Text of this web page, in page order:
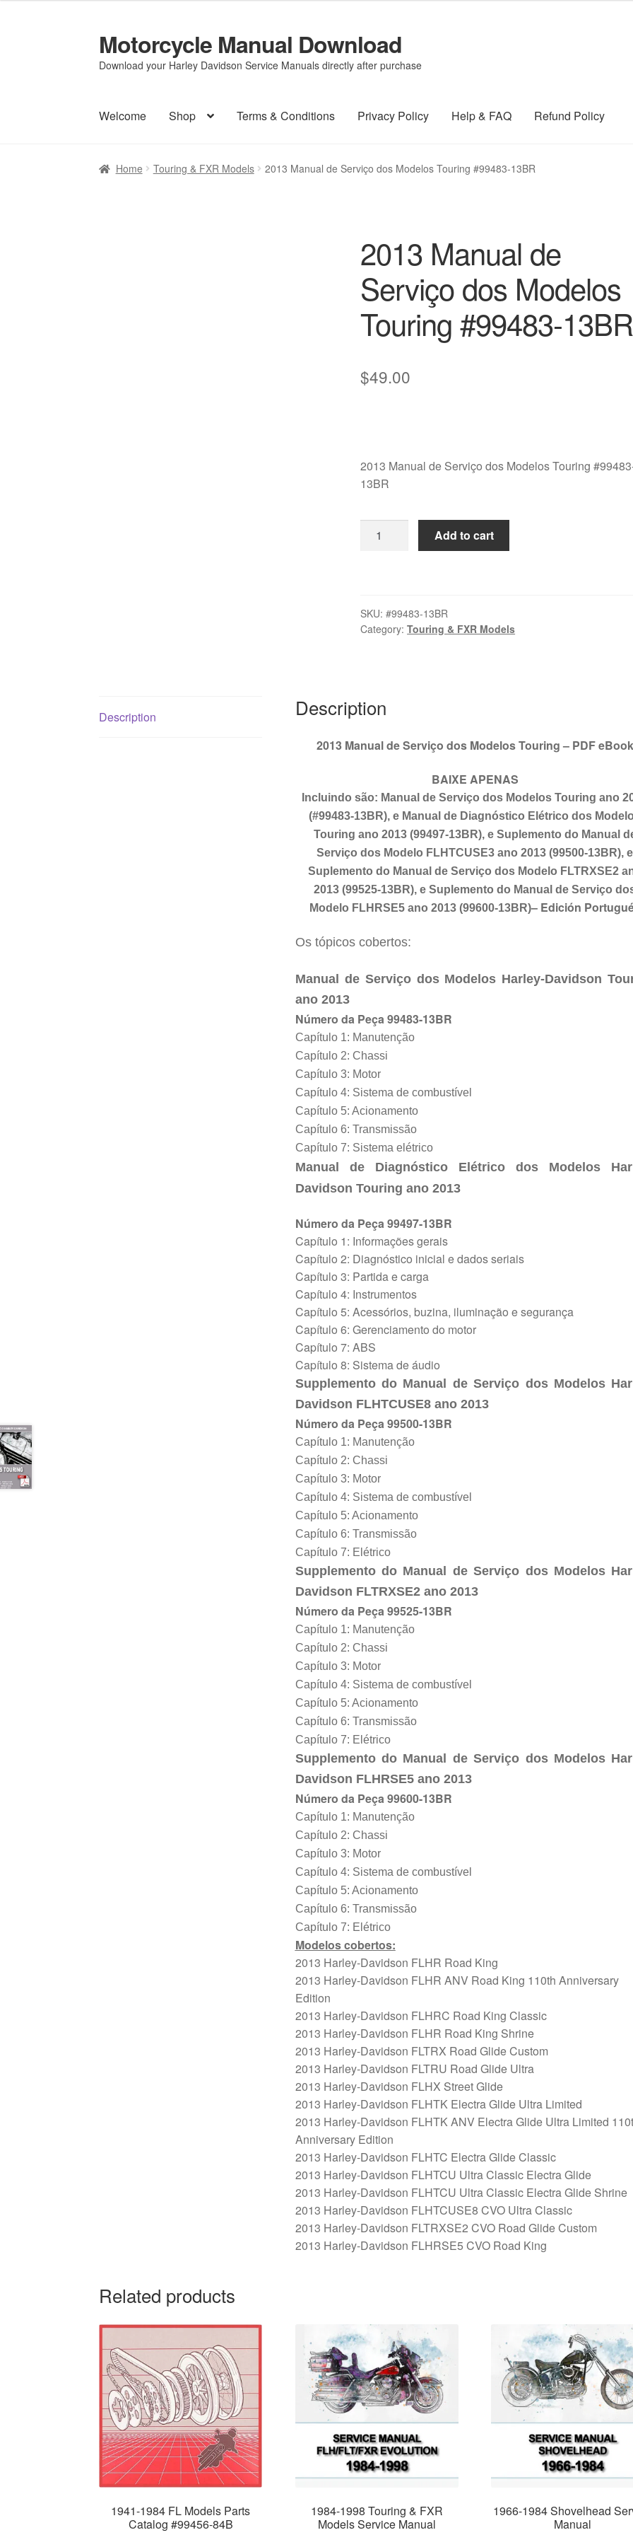
Skip
to
navigation
Skip
to
content
Motorcycle Manual Download
Download your Harley Davidson Service Manuals directly after purchase
Welcome Shop Terms & Conditions Privacy Policy Help & FAQ Refund Policy
Home Touring & FXR Models 2013 Manual de Serviço dos Modelos Touring #99483-13BR
2013 Manual de
Serviço dos Modelos
Touring #99483-13BR
$49.00
2013 Manual de Serviço dos Modelos Touring
13BR
2013
Modelos
Touring
Add to cart
SKU:#99483-13BR
Category:Touring & FXR Models
Description Description
2013 Manual de Serviço dos Modelos Touring – PDF eBook
BAIXE APENAS
Incluindo são: Manual de Serviço dos Modelos Touring ano
(#99483-13BR), e Manual de Diagnóstico Elétrico dos
Touring ano 2013(99497-13BR), e Suplemento do Manual
Serviço dos Modelo FLHTCUSE3 ano 2013 (99500-13BR), e
Suplemento do Manual de Serviço dos Modelo FLTRXSE2
2013 (99525-13BR), e Suplemento do Manual de Serviço
Modelo FLH RSE5ano 2013(99600-13BR)– Edición
Os tópicos cobertos:
Manual de Serviço dos Modelos Harley-Davidson
ano 2013
Número da Peça 99483-13BR
Capítulo 1: Manutenção
Capítulo 2: Chassi
Capítulo 3: Motor
Capítulo 4: Sistema de combustível
Capítulo 5: Acionamento
Capítulo 6: Transmissão
Capítulo 7: Sistema elétrico
Manual de Diagnóstico Elétrico dos Modelos
Davidson Touring ano 2013
Número da Peça 99497-13BR
Capítulo 1: Informações gerais
Capítulo 2: Diagnóstico inicial e dados seriais
Capítulo 3: Partida e carga
Capítulo 4: Instrumentos
Capítulo 5: Acessórios, buzina, iluminação e segurança
Capítulo 6: Gerenciamento do motor
Capítulo 7: ABS
Capítulo 8: Sistema de áudio
Supplemento doManual de Serviço dos Modelos
Davidson FLHTCUSE8ano 2013
Número da Peça 99500-13BR
Capítulo 1: Manutenção
Capítulo 2: Chassi
Capítulo 3: Motor
Capítulo 4: Sistema de combustível
Capítulo 5: Acionamento
Capítulo 6: Transmissão
Capítulo 7: Elétrico
Supplemento doManual de Serviço dos Modelos
Davidson FLTRXSE2ano 2013
Número da Peça 99525-13BR
Capítulo 1: Manutenção
Capítulo 2: Chassi
Capítulo 3: Motor
Capítulo 4: Sistema de combustível
Capítulo 5: Acionamento
Capítulo 6: Transmissão
Capítulo 7: Elétrico
Supplemento doManual de Serviço dos Modelos
Davidson FLHRSE5ano 2013
Número da Peça 99600-13BR
Capítulo 1: Manutenção
Capítulo 2: Chassi
Capítulo 3: Motor
Capítulo 4: Sistema de combustível
Capítulo 5: Acionamento
Capítulo 6: Transmissão
Capítulo 7: Elétrico
Modelos cobertos:
2013 Harley-Davidson FLHR Road King
2013 Harley-Davidson FLHR ANV Road King 110th Anniversary
Edition
2013 Harley-Davidson FLHRC Road King Classic
2013 Harley-Davidson FLHR Road King Shrine
2013 Harley-Davidson FLTRX Road Glide Custom
2013 Harley-Davidson FLTRU Road Glide Ultra
2013 Harley-Davidson FLHX Street Glide
2013 Harley-Davidson FLHTK Electra Glide Ultra Limited
2013 Harley-Davidson FLHTK ANV Electra Glide Ultra Limited
Anniversary Edition
2013 Harley-Davidson FLHTC Electra Glide Classic
2013 Harley-Davidson FLHTCU Ultra Classic Electra Glide
2013 Harley-Davidson FLHTCU Ultra Classic Electra Glide Shrine
2013 Harley-Davidson FLHTCUSE8 CVO Ultra Classic
2013 Harley-Davidson FLTRXSE2 CVO Road Glide Custom
2013 Harley-Davidson FLHRSE5 CVO Road King
Related products
1941-1984 FL Models Parts
Catalog #99456-84B
1984-1998 Touring & FXR
Models Service Manual
1966-1984 Shovelhead
Manual